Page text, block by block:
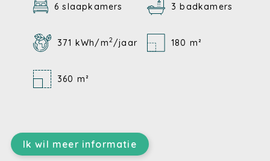
6 slaapkamers 3 badkamers
371 kWh/m2 /jaar 180 m²
360 m²
Ik wil meer informatie